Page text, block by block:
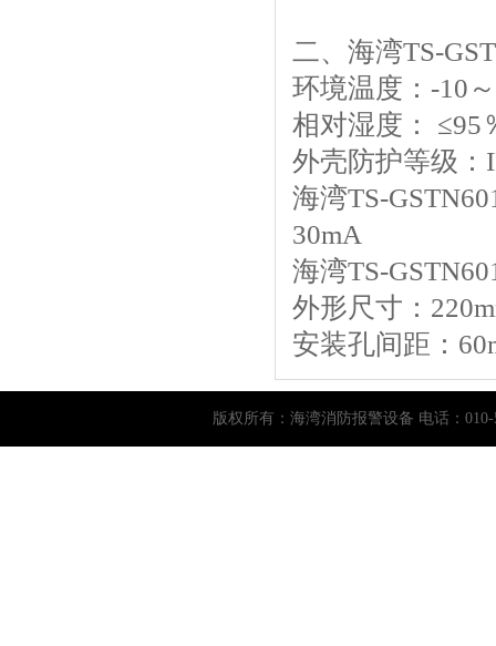
二、海湾TS-
环境温度：‐10
相对湿度： ≤95
外壳防护等级：
海湾TS-
30mA
海湾TS-
外形尺寸：
安装孔间距：
版权所有： 海湾消防报警设备 电话：